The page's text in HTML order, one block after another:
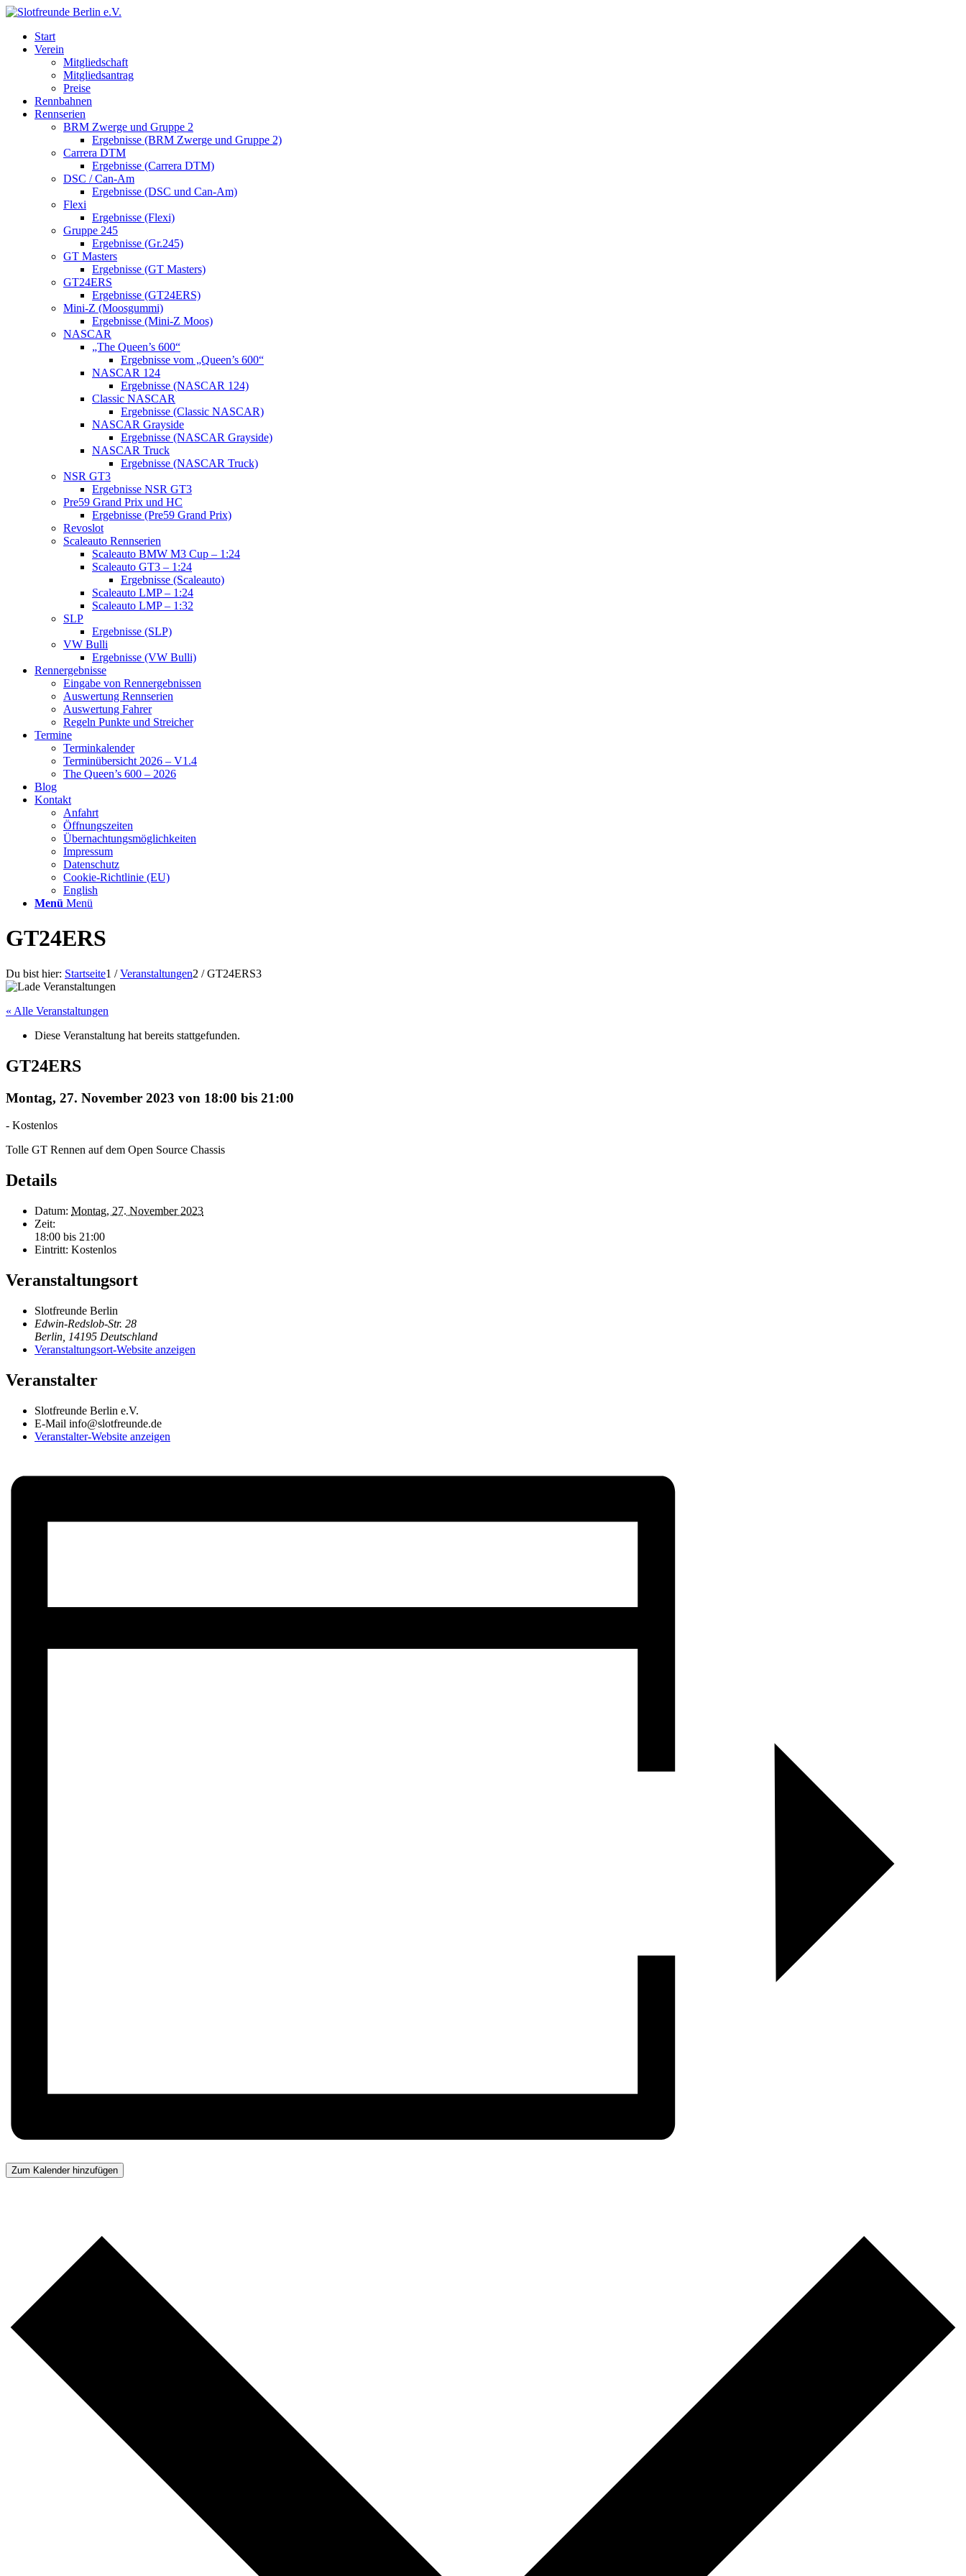
Start
Verein
Mitgliedschaft
Mitgliedsantrag
Preise
Rennbahnen
Rennserien
BRM Zwerge und Gruppe 2
Ergebnisse (BRM Zwerge und Gruppe 2)
Carrera DTM
Ergebnisse (Carrera DTM)
DSC / Can-Am
Ergebnisse (DSC und Can-Am)
Flexi
Ergebnisse (Flexi)
Gruppe 245
Ergebnisse (Gr.245)
GT Masters
Ergebnisse (GT Masters)
GT24ERS
Ergebnisse (GT24ERS)
Mini-Z (Moosgummi)
Ergebnisse (Mini-Z Moos)
NASCAR
„The Queen’s 600“
Ergebnisse vom „Queen’s 600“
NASCAR 124
Ergebnisse (NASCAR 124)
Classic NASCAR
Ergebnisse (Classic NASCAR)
NASCAR Grayside
Ergebnisse (NASCAR Grayside)
NASCAR Truck
Ergebnisse (NASCAR Truck)
NSR GT3
Ergebnisse NSR GT3
Pre59 Grand Prix und HC
Ergebnisse (Pre59 Grand Prix)
Revoslot
Scaleauto Rennserien
Scaleauto BMW M3 Cup – 1:24
Scaleauto GT3 – 1:24
Ergebnisse (Scaleauto)
Scaleauto LMP – 1:24
Scaleauto LMP – 1:32
SLP
Ergebnisse (SLP)
VW Bulli
Ergebnisse (VW Bulli)
Rennergebnisse
Eingabe von Rennergebnissen
Auswertung Rennserien
Auswertung Fahrer
Regeln Punkte und Streicher
Termine
Terminkalender
Terminübersicht 2026 – V1.4
The Queen’s 600 – 2026
Blog
Kontakt
Anfahrt
Öffnungszeiten
Übernachtungsmöglichkeiten
Impressum
Datenschutz
Cookie-Richtlinie (EU)
English
Menü Menü
GT24ERS
Du bist hier: Startseite1 / Veranstaltungen2 / GT24ERS3
« Alle Veranstaltungen
Diese Veranstaltung hat bereits stattgefunden.
GT24ERS
Montag, 27. November 2023 von 18:00 bis 21:00
- Kostenlos
Tolle GT Rennen auf dem Open Source Chassis
Details
Datum: Montag, 27. November 2023
Zeit:
18:00 bis 21:00
Eintritt: Kostenlos
Veranstaltungsort
Slotfreunde Berlin
Edwin-Redslob-Str. 28
Berlin 14195 Deutschland
Veranstaltungsort-Website anzeigen
Veranstalter
Slotfreunde Berlin e.V.
E-Mail info@slotfreunde.de
Veranstalter-Website anzeigen
Zum Kalender hinzufügen